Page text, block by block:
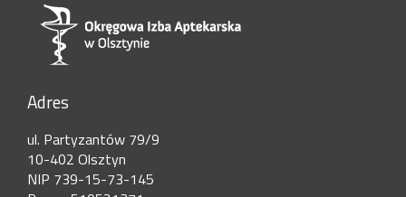
Adres
ul. Partyzantów 79/9
10-402 Olsztyn
NIP 739-15-73-145